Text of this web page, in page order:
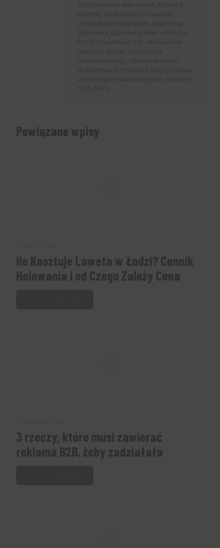
z ogromnymi sukcesami, Oprócz
własnej działalności prowadzi
doradztwo biznesowe, coaching i
szkolenia, szeroko znane w Polsce.
Profil działalności to: -doradztwo
marketingowe -konsulting
marketingowy -szkolenia, kursy -
doradztwo biznesowe (psychologia,
coaching) -marketing (seo, reklamy
CPA, PPC)
Powiązane wpisy
Ile Kosztuje Laweta w Łodzi? Cennik
Holowania i od Czego Zależy Cena
3 rzeczy, które musi zawierać
reklama B2B, żeby zadziałała